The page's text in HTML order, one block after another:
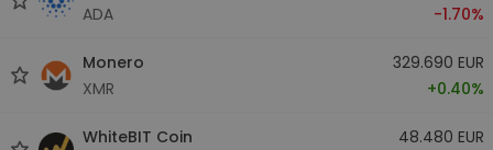
ADA
-1.70%
Monero
XMR
329.690 EUR
+0.40%
WhiteBIT Coin
48.480 EUR